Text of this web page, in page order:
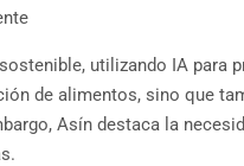
utilizando IA para
de alimentos, sino que
Asín destaca la